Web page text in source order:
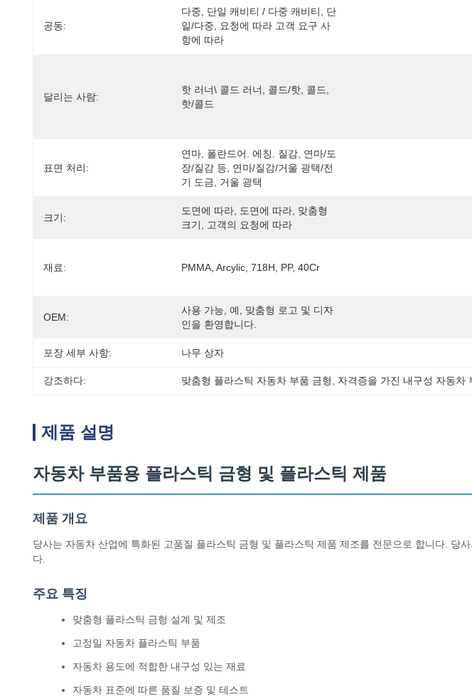
공동:
다중, 단일 캐비티 / 다중 캐비티, 단
일/다중, 요청에 따라 고객 요구 사
항에 따라
달리는 사람:
핫 러너\ 콜드 러너, 콜드/핫, 콜드,
핫/콜드
표면 처리:
연마, 폴란드어. 에칭. 질감, 연마/도
장/질감 등, 연마/질감/거울 광택/전
기 도금, 거울 광택
크기:
도면에 따라, 도면에 따라, 맞춤형
크기, 고객의 요청에 따라
재료: PMMA, Arcylic, 718H, PP, 40Cr
OEM:
사용 가능, 예, 맞춤형 로고 및 디자
인을 환영합니다.
포장 세부 사항: 나무 상자
강조하다: 맞춤형 플라스틱 자동차 부품 금형 자격증을 가진 내구성 자동차
제품 설명
자동차 부품용 플라스틱 금형 및 플라스틱 제품
제품 개요
당사는 자동차 산업에 특화된 고품질 플라스틱 금형 및 플라스틱 제품 제조를 전문으로 합니다.
다.
주요 특징
맞춤형 플라스틱 금형 설계 및 제조
고정밀 자동차 플라스틱 부품
자동차 용도에 적합한 내구성 있는 재료
자동차 표준에 따른 품질 보증 및 테스트